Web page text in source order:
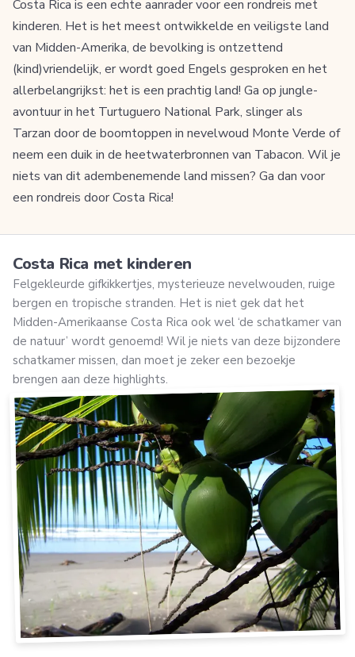
Costa Rica is een echte aanrader voor een rondreis met
kinderen. Het is het meest ontwikkelde en veiligste land
van Midden-Amerika, de bevolking is ontzettend
(kind)vriendelijk, er wordt goed Engels gesproken en het
allerbelangrijkst: het is een prachtig land! Ga op jungle-
avontuur in het Turtuguero National Park, slinger als
Tarzan door de boomtoppen in nevelwoud Monte Verde of
neem een duik in de heetwaterbronnen van Tabacon. Wil je
niets van dit adembenemende land missen? Ga dan voor
een rondreis door Costa Rica!
Costa Rica met kinderen
Felgekleurde gifkikkertjes, mysterieuze nevelwouden, ruige
bergen en tropische stranden. Het is niet gek dat het
Midden-Amerikaanse Costa Rica ook wel ‘de schatkamer van
de natuur’ wordt genoemd! Wil je niets van deze bijzondere
schatkamer missen, dan moet je zeker een bezoekje
brengen aan deze highlights.